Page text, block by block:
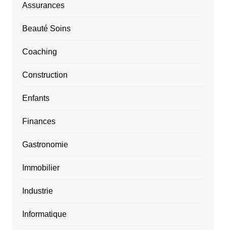
Assurances
Beauté Soins
Coaching
Construction
Enfants
Finances
Gastronomie
Immobilier
Industrie
Informatique